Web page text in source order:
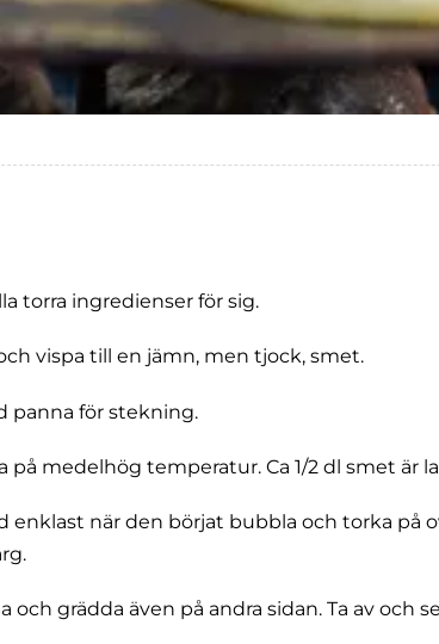
torra ingredienser för sig.
vispa till en jämn, men tjock, smet.
panna för stekning.
på medelhög temperatur. Ca 1/2 dl smet är
enklast när den börjat bubbla och torka på
och grädda även på andra sidan. Ta av och